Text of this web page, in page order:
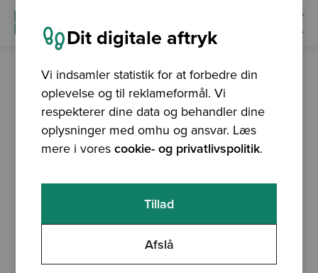
Dit digitale aftryk
Vi indsamler statistik for at forbedre din
oplevelse og til reklameformål. Vi
respekterer dine data og behandler dine
oplysninger med omhu og ansvar. Læs
mere i vorescookie- og privatlivspolitik.
Afslå
Tillad
blog 25.06.2018
I luften med nyt
GeoDanmark system!
I går blev det nye it-system til GeoDanmark
sendt i luften. Læs om forløbet og hvad